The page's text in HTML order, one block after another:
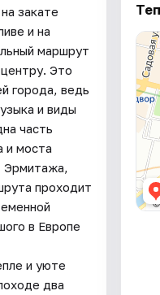
закате
и на
маршрут
Это
города, ведь
и виды
часть
и моста
Эрмитажа,
проходит
в Европе
и уюте
два